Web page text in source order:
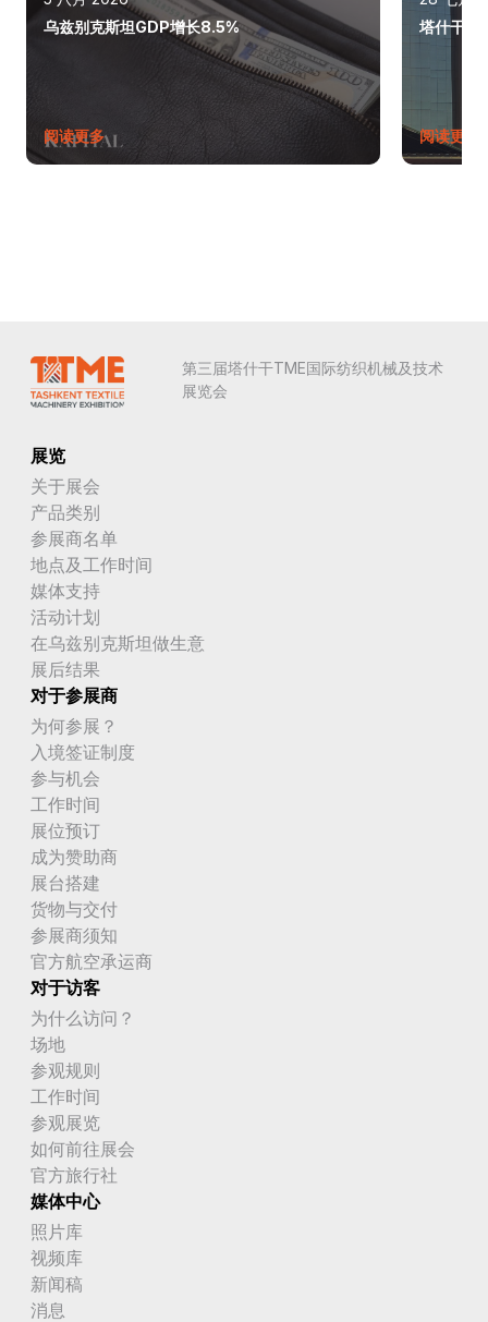
乌兹别克斯坦GDP增长8.5%
阅读更多
塔什干巩
阅读更多
第三届塔什干TME国际纺织机械及技术
展览会
展览
关于展会
产品类别
参展商名单
地点及工作时间
媒体支持
活动计划
在乌兹别克斯坦做生意
展后结果
对于参展商
为何参展？
入境签证制度
参与机会
工作时间
展位预订
成为赞助商
展台搭建
货物与交付
参展商须知
官方航空承运商
对于访客
为什么访问？
场地
参观规则
工作时间
参观展览
如何前往展会
官方旅行社
媒体中心
照片库
视频库
新闻稿
消息